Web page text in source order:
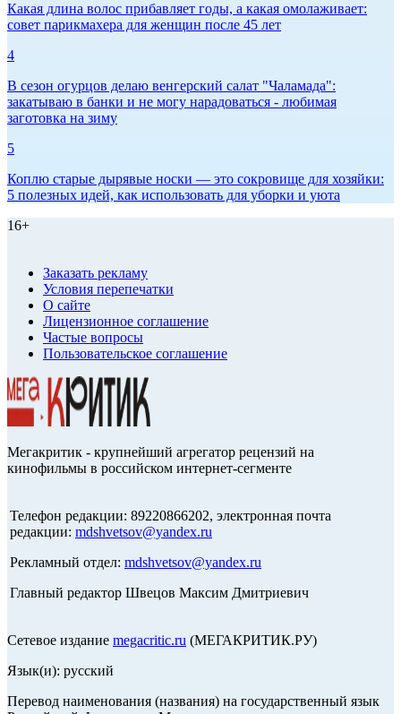
Какая длина волос прибавляет годы, а какая омолаживает:
совет парикмахера для женщин после 45 лет
4
В сезон огурцов делаю венгерский салат "Чаламада":
закатываю в банки и не могу нарадоваться - любимая
заготовка на зиму
5
Коплю старые дырявые носки — это сокровище для хозяйки:
5 полезных идей, как использовать для уборки и уюта
16+
Заказать рекламу
Условия перепечатки
О сайте
Лицензионное соглашение
Частые вопросы
Пользовательское соглашение
Мегакритик - крупнейший агрегатор рецензий на
кинофильмы в российском интернет-сегменте
Телефон редакции: 89220866202, электронная почта
редакции: mdshvetsov@yandex.ru
Рекламный отдел: mdshvetsov@yandex.ru
Главный редактор Швецов Максим Дмитриевич
Сетевое издание megacritic.ru (МЕГАКРИТИК.РУ)
Язык(и): русский
Перевод наименования (названия) на государственный язык